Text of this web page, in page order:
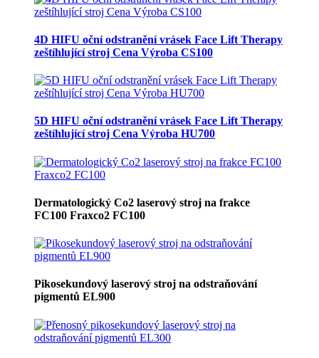
4D HIFU oční odstranění vrásek Face Lift Therapy
zeštíhlující stroj Cena Výroba CS100
5D HIFU oční odstranění vrásek Face Lift Therapy
zeštíhlující stroj Cena Výroba HU700
Dermatologický Co2 laserový stroj na frakce
FC100 Fraxco2 FC100
Pikosekundový laserový stroj na odstraňování
pigmentů EL900